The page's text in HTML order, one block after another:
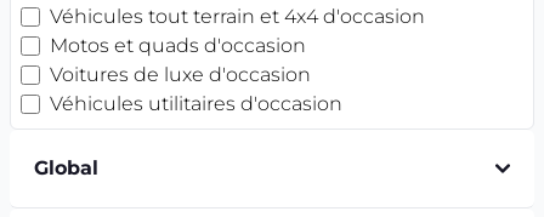
Véhicules tout terrain et 4x4 d'occasion
Motos et quads d'occasion
Voitures de luxe d'occasion
Véhicules utilitaires d'occasion
Global